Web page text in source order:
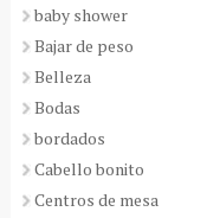
baby shower
Bajar de peso
Belleza
Bodas
bordados
Cabello bonito
Centros de mesa